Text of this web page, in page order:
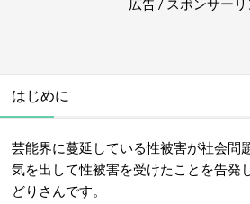
広告 / スポンサーリ
はじめに
芸能界に蔓延している性被害が社会問
気を出して性被害を受けたことを告発
どりさんです。